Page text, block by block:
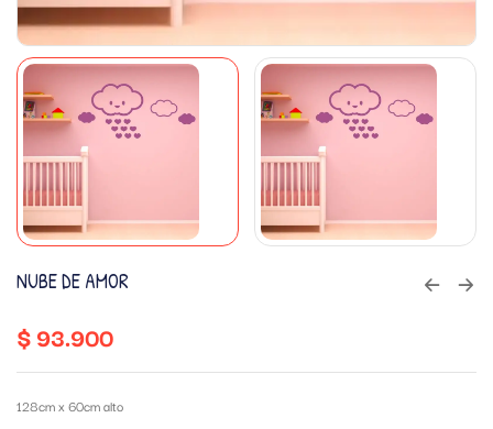
NUBE DE AMOR
$93.900
128cm x 60cm alto